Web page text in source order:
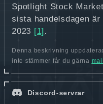
Spotlight Stock
sista handelsdagen
2023 [1] .
Denna beskrivning
inte stämmer får du gärna
Discord-servrar